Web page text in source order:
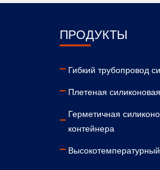
ПРОДУКТЫ
Гибкий трубопровод
Плетеная
Герметичная
контейнера